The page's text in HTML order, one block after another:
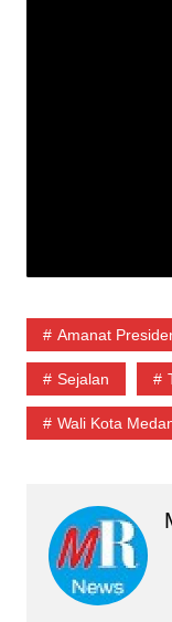
Amanat
Sejalan
Wali Kota